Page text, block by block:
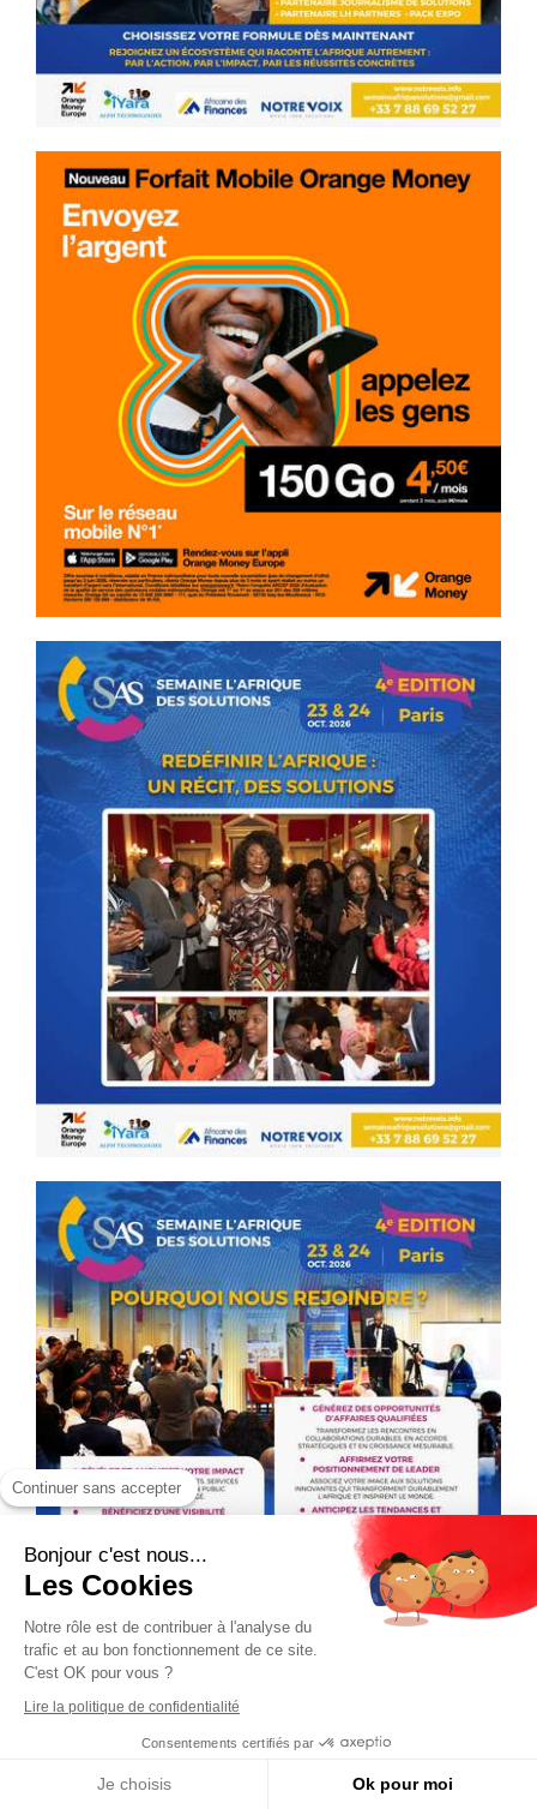
Continuer sans accepter
Bonjour c'est nous...
Les Cookies
Notre rôle est de contribuer à l'analyse du
trafic et au bon fonctionnement de ce site.
C'est OK pour vous ?
Lire la politique de confidentialité
Consentements certifiés par
Je choisis Ok pour moi